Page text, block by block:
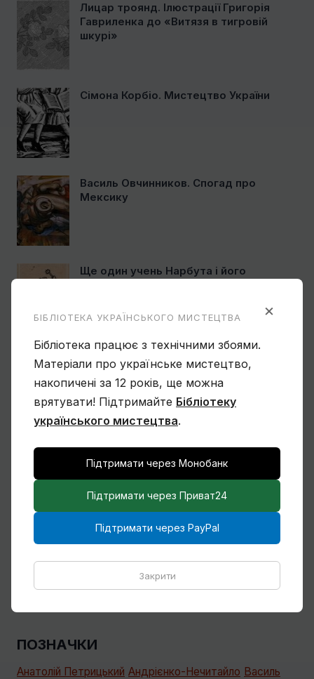
Лицар троянд. Ілюстрації Григорія
Гавриленка до «Витязя в тигровій
шкурі»
Сімона Корбіо. Мистецтво України
Василь Овчинников. Спогад про
Мексику
Ще один учень Нарбута і його
Чому Віктор Замирайло український
художник?
Спогади Марії Котляревської про
Михайла Сапожникова
Кілька слів про дружин і дітей Михайла
Бойчука
ПОЗНАЧКИ
Анатолій Петрицький Андрієнко-Нечитайло Василь
×
БІБЛІОТЕКА УКРАЇНСЬКОГО МИСТЕЦТВА
Бібліотека працює з технічними збоями.
Матеріали про українське мистецтво,
накопичені за 12 років, ще можна
врятувати! Підтримайте Бібліотеку
українського мистецтва.
Підтримати через Монобанк
Підтримати через Приват24
Підтримати через PayPal
Закрити